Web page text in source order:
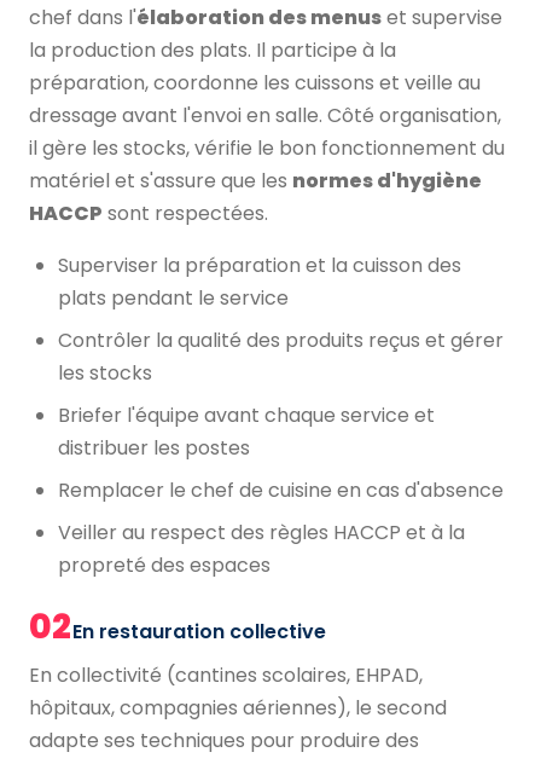
chef dans l'élaboration des menuset supervise
la production des plats. Il participe à la
préparation, coordonne les cuissons et veille au
dressage avant l'envoi en salle. Côté organisation,
il gère les stocks, vérifie le bon fonctionnement du
matériel et s'assure que les normes d'hygiène
HACCP sont respectées.
Superviser la préparation et la cuisson des
plats pendant le service
Contrôler la qualité des produits reçus et gérer
les stocks
Briefer l'équipe avant chaque service et
distribuer les postes
Remplacer le chef de cuisine en cas d'absence
Veiller au respect des règles HACCP et à la
propreté des espaces
02En restauration collective
En collectivité (cantines scolaires, EHPAD,
hôpitaux, compagnies aériennes), le second
adapte ses techniques pour produire des